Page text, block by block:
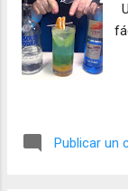
Publicar un